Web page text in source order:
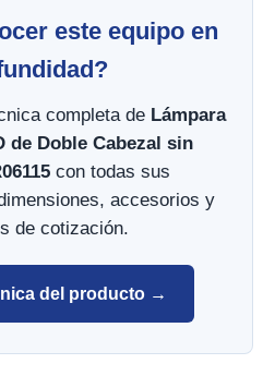
este equipo en
completa de Lámpara
de Doble Cabezal sin
con todas sus
accesorios y
de cotización.
del producto →